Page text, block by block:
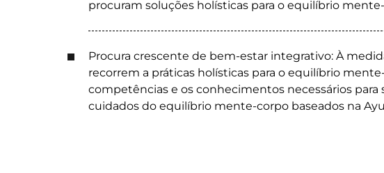
procuram soluções holísticas para o equilíbrio
Procura crescente de bem-estar integrativo: À
recorrem a práticas holísticas para o equilíbrio
competências e os conhecimentos necessários para
cuidados do equilíbrio mente-corpo baseados na